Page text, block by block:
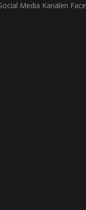
Media Kanälen